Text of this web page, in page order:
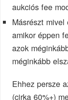
aukciós fee
Másrészt
amikor éppen
azok
méginkább
Ehhez persze
(cirka 60%+)